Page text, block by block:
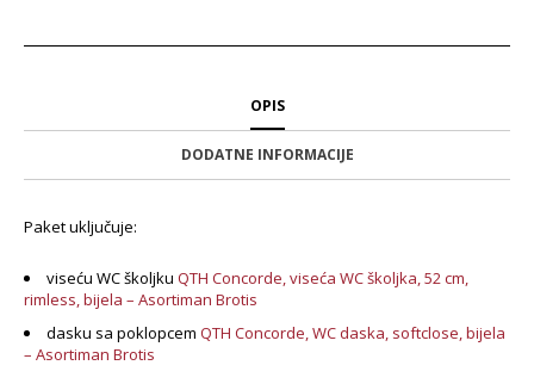
OPIS
DODATNE INFORMACIJE
Paket uključuje:
viseću WC školjku QTH Concorde, viseća WC školjka, 52 cm,
rimless, bijela – Asortiman Brotis
dasku sa poklopcem QTH Concorde, WC daska, softclose, bijela
– Asortiman Brotis